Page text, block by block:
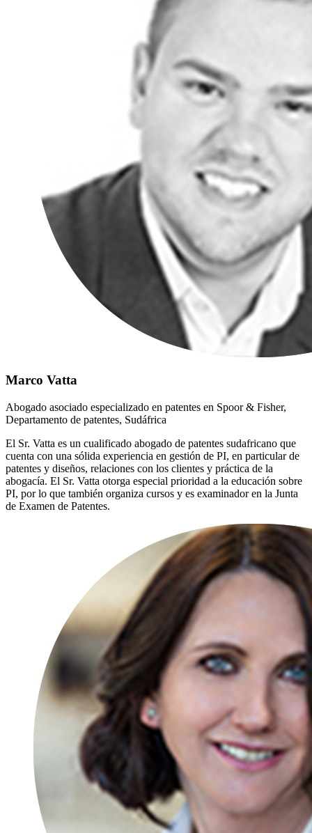
Marco Vatta
Abogado asociado especializado en patentes en Spoor & Fisher,
Departamento de patentes, Sudáfrica
El Sr. Vatta es un cualificado abogado de patentes sudafricano que
cuenta con una sólida experiencia en gestión de PI, en particular de
patentes y diseños, relaciones con los clientes y práctica de la
abogacía. El Sr. Vatta otorga especial prioridad a la educación sobre
PI, por lo que también organiza cursos y es examinador en la Junta
de Examen de Patentes.